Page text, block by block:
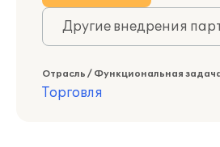
Другие внедрения
Отрасль / Функциональная
Торговля